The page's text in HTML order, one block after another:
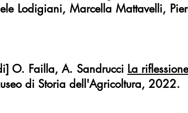
Lodigiani, Marcella Mattavelli,
O. Failla, A. Sandrucci La
di Storia dell'Agricoltura, 2022.